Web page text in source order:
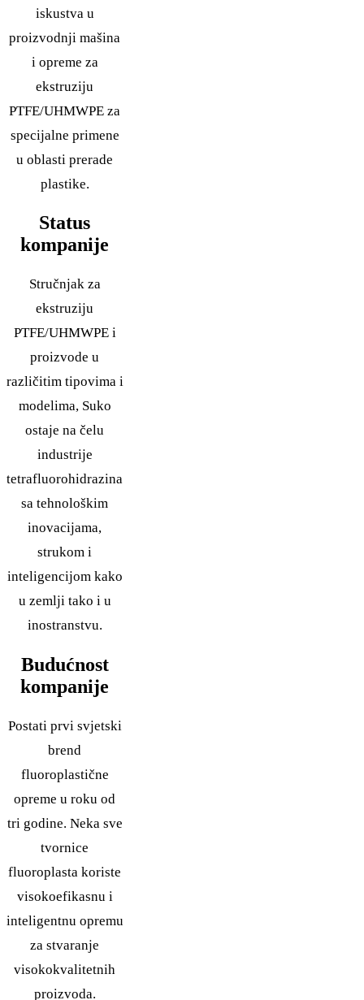
iskustva u
proizvodnji mašina
i opreme za
ekstruziju
PTFE/UHMWPE za
specijalne primene
u oblasti prerade
plastike.
Status
kompanije
Stručnjak za
ekstruziju
PTFE/UHMWPE i
proizvode u
različitim tipovima i
modelima, Suko
ostaje na čelu
industrije
tetrafluorohidrazina
sa tehnološkim
inovacijama,
strukom i
inteligencijom kako
u zemlji tako i u
inostranstvu.
Budućnost
kompanije
Postati prvi svjetski
brend
fluoroplastične
opreme u roku od
tri godine. Neka sve
tvornice
fluoroplasta koriste
visokoefikasnu i
inteligentnu opremu
za stvaranje
visokokvalitetnih
proizvoda.